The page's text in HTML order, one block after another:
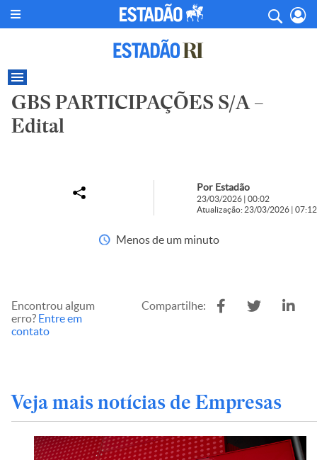
GBS PARTICIPAÇÕES S/A –
Edital
Por Estadão
23/03/2026 | 00:02
Atualização: 23/03/2026 | 07:12
Menos de um minuto
Encontrou algum
erro? Entre em
contato
Compartilhe:
Veja mais notícias de Empresas